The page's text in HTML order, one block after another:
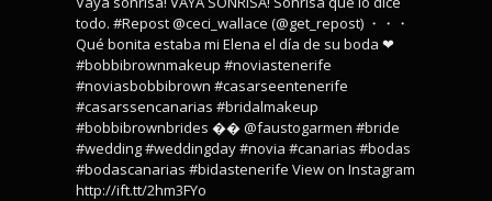
todo. #Repost @ceci_wallace (@get_repost) ・・・
Qué bonita estaba mi Elena el día de su boda ❤
#bobbibrownmakeup #noviastenerife
#noviasbobbibrown #casarseentenerife
#casarssencanarias #bridalmakeup
#bobbibrownbrides �� @faustogarmen #bride
#wedding #weddingday #novia #canarias #bodas
#bodascanarias #bidastenerife View on Instagram
http://ift.tt/2hm3FYo